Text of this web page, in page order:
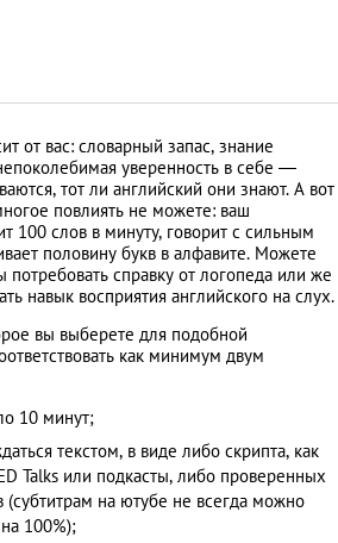
от вас: словарный запас, знание
уверенность в себе —
тот ли английский они знают. А вот
повлиять не можете: ваш
100 слов в минуту, говорит с сильным
половину букв в алфавите. Можете
справку от логопеда или же
навык восприятия английского на слух.
вы выберете для подобной
как минимум двум
10 минут;
текстом, в виде либо скрипта, как
Talks или подкасты, либо проверенных
(субтитрам на ютубе не всегда можно
100%);